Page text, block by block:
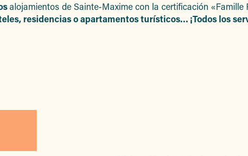
alojamientos de Sainte-Maxime con la certificación
residencias o apartamentos turísticos… ¡Todos los